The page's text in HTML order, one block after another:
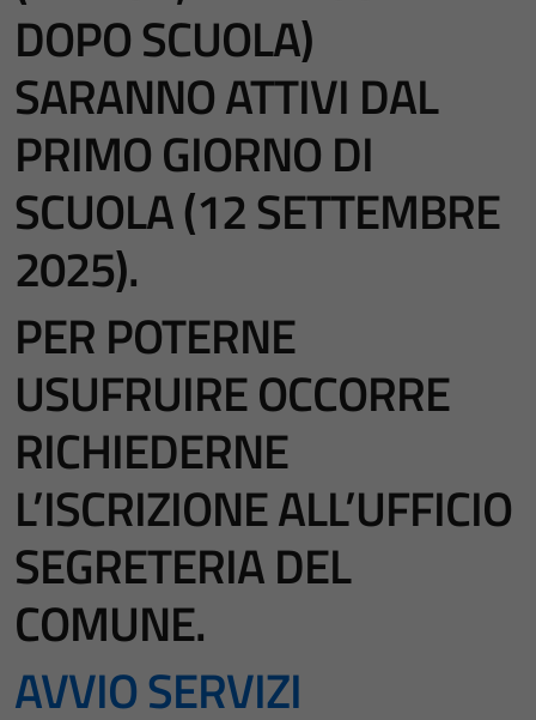
DOPO SCUOLA)
SARANNO ATTIVI DAL
PRIMO GIORNO DI
SCUOLA (12 SETTEMBRE
2025).
PER POTERNE
USUFRUIRE OCCORRE
RICHIEDERNE
L’ISCRIZIONE ALL’UFFICIO
SEGRETERIA DEL
COMUNE.
AVVIO SERVIZI